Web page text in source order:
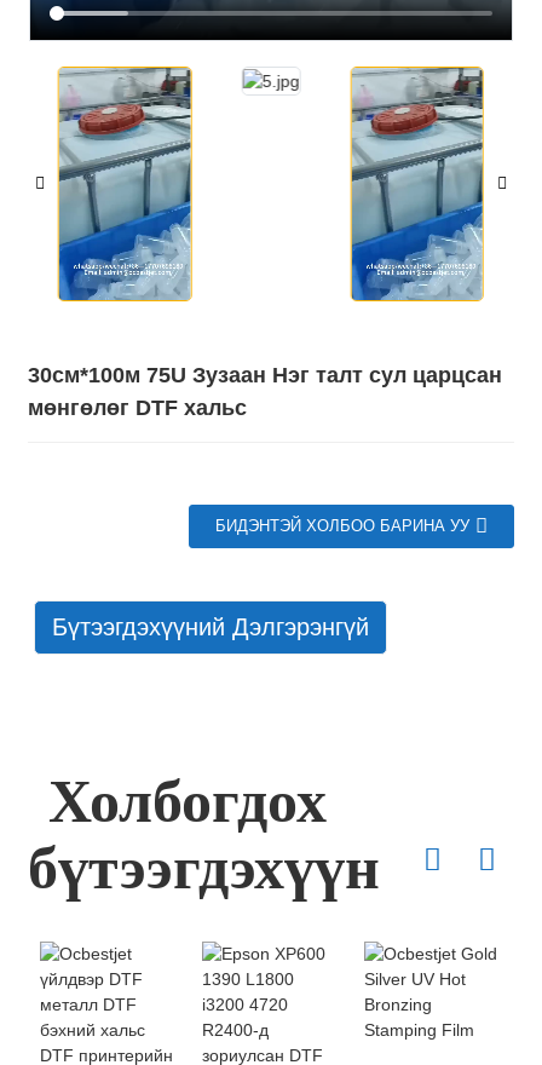
30см*100м 75U Зузаан Нэг талт сул царцсан
мөнгөлөг DTF хальс
БИДЭНТЭЙ ХОЛБОО БАРИНА УУ
Бүтээгдэхүүний Дэлгэрэнгүй
Холбогдох
бүтээгдэхүүн